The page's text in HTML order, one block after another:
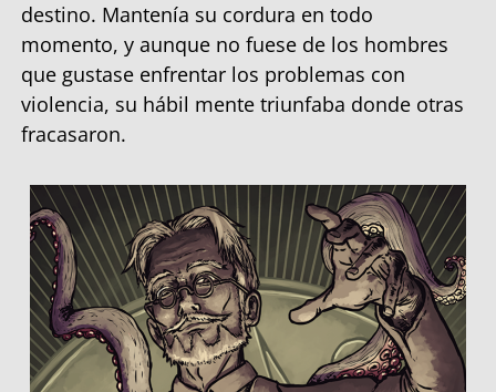
destino. Mantenía su cordura en todo
momento, y aunque no fuese de los hombres
que gustase enfrentar los problemas con
violencia, su hábil mente triunfaba donde otras
fracasaron.